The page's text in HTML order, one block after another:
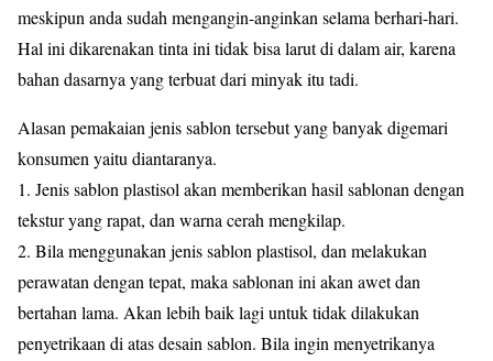
meskipun anda sudah mengangin-anginkan selama berhari-hari.
Hal ini dikarenakan tinta ini tidak bisa larut di dalam air, karena
bahan dasarnya yang terbuat dari minyak itu tadi.
Alasan pemakaian jenis sablon tersebut yang banyak digemari
konsumen yaitu diantaranya.
1. Jenis sablon plastisol akan memberikan hasil sablonan dengan
tekstur yang rapat, dan warna cerah mengkilap.
2. Bila menggunakan jenis sablon plastisol, dan melakukan
perawatan dengan tepat, maka sablonan ini akan awet dan
bertahan lama. Akan lebih baik lagi untuk tidak dilakukan
penyetrikaan di atas desain sablon. Bila ingin menyetrikanya